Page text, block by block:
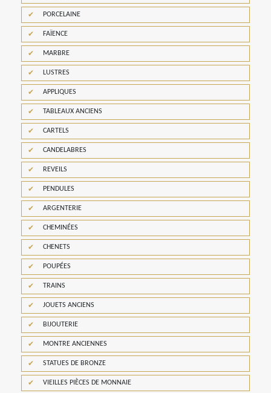
PORCELAINE
FAÏENCE
MARBRE
LUSTRES
APPLIQUES
TABLEAUX ANCIENS
CARTELS
CANDELABRES
REVEILS
PENDULES
ARGENTERIE
CHEMINÉES
CHENETS
POUPÉES
TRAINS
JOUETS ANCIENS
BIJOUTERIE
MONTRE ANCIENNES
STATUES DE BRONZE
VIEILLES PIÈCES DE MONNAIE